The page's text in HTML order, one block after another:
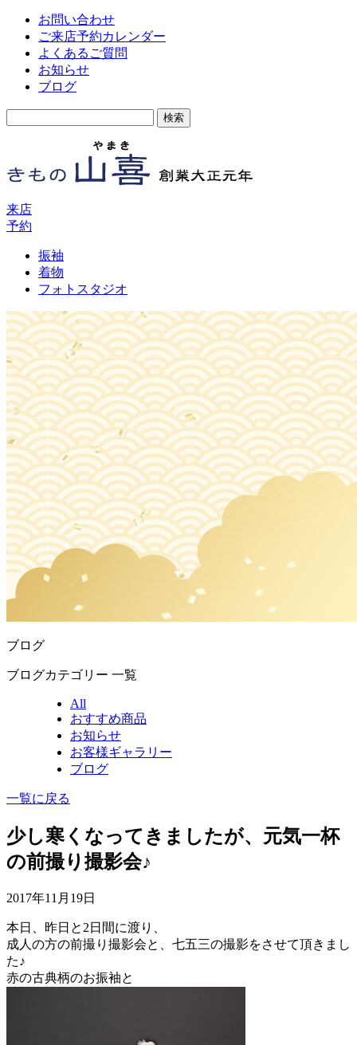
お問い合わせ
ご来店予約カレンダー
よくあるご質問
お知らせ
ブログ
来店
予約
振袖
着物
フォトスタジオ
ブログ
ブログカテゴリー 一覧
All
おすすめ商品
お知らせ
お客様ギャラリー
ブログ
一覧に戻る
少し寒くなってきましたが、元気一杯
の前撮り撮影会♪
2017年11月19日
本日、昨日と2日間に渡り、
成人の方の前撮り撮影会と、七五三の撮影をさせて頂きまし
た♪
赤の古典柄のお振袖と